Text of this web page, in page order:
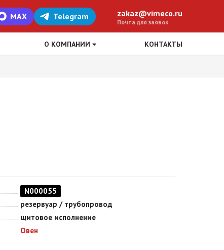
MAX Telegram zakaz@vimeco.ru
Почта для заявок
О КОМПАНИИ КОНТАКТЫ
N000055
резервуар / трубопровод
щитовое исполнение
Овен